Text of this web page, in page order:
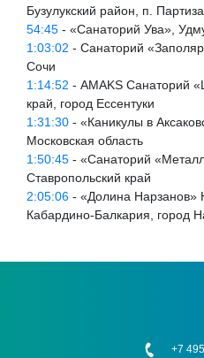
Бузулукский район, п.
54:45 - «Санаторий Ува»,
1:03:02 - Санаторий
Сочи
1:14:52 - AMAKS Санаторий
край, город Ессентуки
1:31:30 - «Каникулы в
Московская область
1:50:45 - «Санаторий
Ставропольский край
2:05:06 - «Долина Нарзанов»
Кабардино-Балкария, город
+7